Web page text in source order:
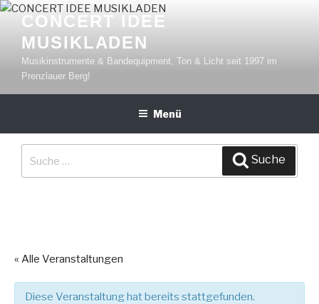
Zum
Inhalt
springen
CONCERT IDEE
MUSIKLADEN
Musikinstrumente & Bandequipment, Ton & Licht seit 1997 im
Prenzlauer Berg!
Menü
Suche
« Alle Veranstaltungen
Diese Veranstaltung hat bereits stattgefunden.